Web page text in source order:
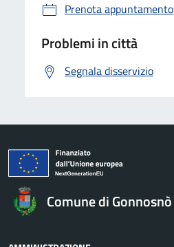
Prenota appuntamento
Problemi in città
Segnala disservizio
Comune di Gonnosnò